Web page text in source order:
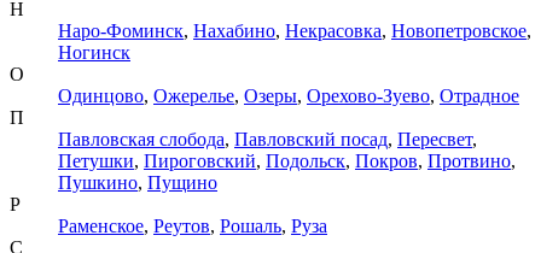
Н
Наро-Фоминск, Нахабино, Некрасовка, Новопетровское,
Ногинск
О
Одинцово, Ожерелье, Озеры, Орехово-Зуево, Отрадное
П
Павловская слобода, Павловский посад, Пересвет,
Петушки, Пироговский, Подольск, Покров, Протвино,
Пушкино, Пущино
Р
Раменское, Реутов, Рошаль, Руза
С